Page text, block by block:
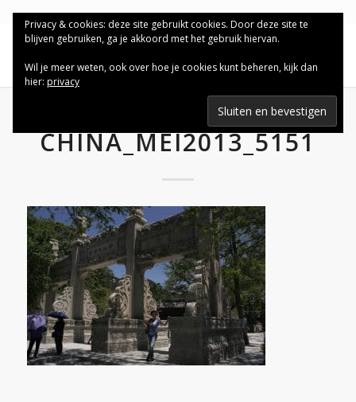
CHINA_MEI2013_5151
Privacy & cookies: deze site gebruikt cookies. Door deze site te
blijven gebruiken, ga je akkoord met het gebruik hiervan.
Wil je meer weten, ook over hoe je cookies kunt beheren, kijk dan
hier: privacy